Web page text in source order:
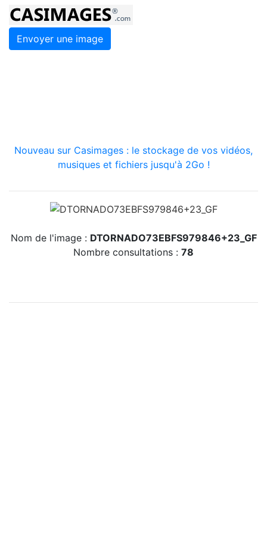
Envoyer une image
Nouveau sur Casimages : le stockage de vos vidéos,
musiques et fichiers jusqu'à 2Go !
Nom de l'image : DTORNADO73EBFS979846+23_GF
Nombre consultations : 78